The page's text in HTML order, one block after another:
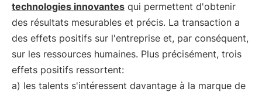
technologies innovantes qui permettent d'obtenir
des résultats mesurables et précis. La transaction a
des effets positifs sur l'entreprise et, par conséquent,
sur les ressources humaines. Plus précisément, trois
effets positifs ressortent:
a) les talents s'intéressent davantage à la marque de